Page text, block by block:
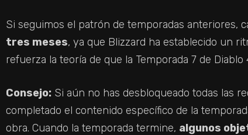
Si seguimos el patrón de temporadas anteriores,
tres meses, ya que Blizzard ha establecido un
refuerza la teoría de que la Temporada 7 de
Consejo: Si aún no has desbloqueado todas las
completado el contenido específico de la
obra. Cuando la temporada termine, algunos